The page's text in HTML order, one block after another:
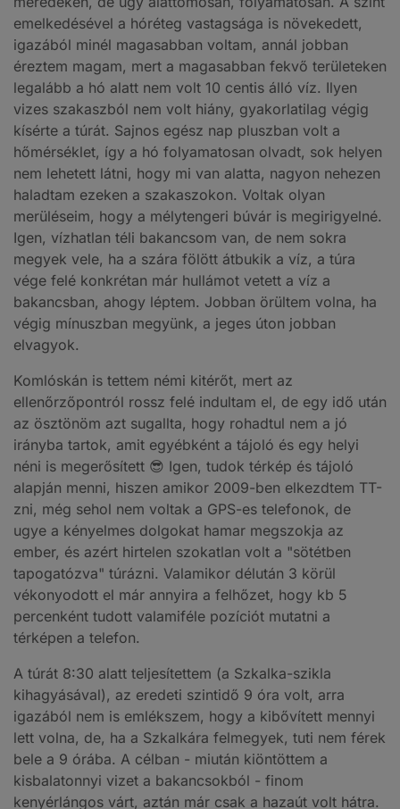
emelkedésével a hóréteg vastagsága is növekedett,
igazából minél magasabban voltam, annál jobban
éreztem magam, mert a magasabban fekvő területeken
legalább a hó alatt nem volt 10 centis álló víz. Ilyen
vizes szakaszból nem volt hiány, gyakorlatilag végig
kísérte a túrát. Sajnos egész nap pluszban volt a
hőmérséklet, így a hó folyamatosan olvadt, sok helyen
nem lehetett látni, hogy mi van alatta, nagyon nehezen
haladtam ezeken a szakaszokon. Voltak olyan
merüléseim, hogy a mélytengeri búvár is megirigyelné.
Igen, vízhatlan téli bakancsom van, de nem sokra
megyek vele, ha a szára fölött átbukik a víz, a túra
vége felé konkrétan már hullámot vetett a víz a
bakancsban, ahogy léptem. Jobban örültem volna, ha
végig mínuszban megyünk, a jeges úton jobban
elvagyok.
Komlóskán is tettem némi kitérőt, mert az
ellenőrzőpontról rossz felé indultam el, de egy idő után
az ösztönöm azt sugallta, hogy rohadtul nem a jó
irányba tartok, amit egyébként a tájoló és egy helyi
néni is megerősített 😎 Igen, tudok térkép és tájoló
alapján menni, hiszen amikor 2009-ben elkezdtem TT-
zni, még sehol nem voltak a GPS-es telefonok, de
ugye a kényelmes dolgokat hamar megszokja az
ember, és azért hirtelen szokatlan volt a "sötétben
tapogatózva" túrázni. Valamikor délután 3 körül
vékonyodott el már annyira a felhőzet, hogy kb 5
percenként tudott valamiféle pozíciót mutatni a
térképen a telefon.
A túrát 8:30 alatt teljesítettem (a Szkalka-szikla
kihagyásával), az eredeti szintidő 9 óra volt, arra
igazából nem is emlékszem, hogy a kibővített mennyi
lett volna, de, ha a Szkalkára felmegyek, tuti nem férek
bele a 9 órába. A célban - miután kiöntöttem a
kisbalatonnyi vizet a bakancsokból - finom
kenyérlángos várt, aztán már csak a hazaút volt hátra.